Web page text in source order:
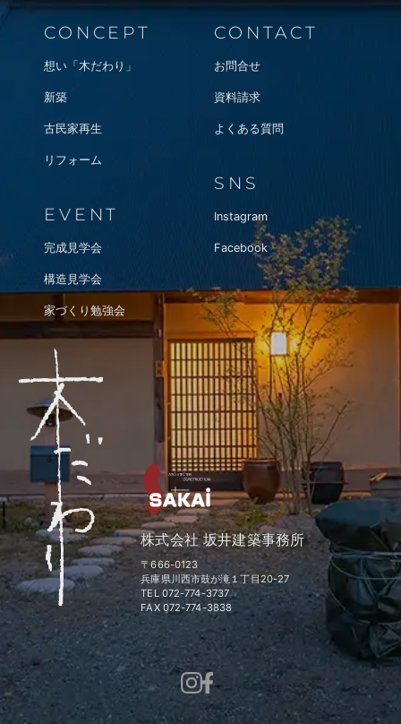
CONCEPT
想い「木だわり」
新築
古民家再生
リフォーム
EVENT
完成見学会
構造見学会
家づくり勉強会
CONTACT
お問合せ
資料請求
よくある質問
SNS
Instagram
Facebook
株式会社 坂井建築事務所
〒666-0123
兵庫県川西市鼓が滝１丁目20-27
TEL 072-774-3737
FAX 072-774-3838